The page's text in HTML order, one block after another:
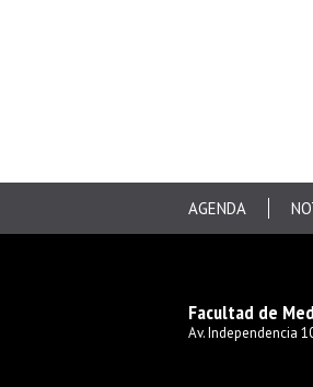
AGENDA
Facultad de
Av. Independencia